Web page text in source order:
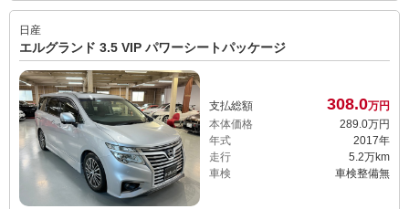
日産
エルグランド 3.5 VIP パワーシートパッケージ
支払総額 308.0万円
本体価格
289.0万円
年式
2017年
走行
5.2万km
車検
車検整備無